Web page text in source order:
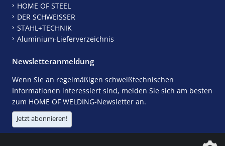
HOME OF STEEL
DER SCHWEISSER
STAHL+TECHNIK
Aluminium-Lieferverzeichnis
Newsletteranmeldung
Wenn Sie an regelmäßigen schweißtechnischen
Informationen interessiert sind, melden Sie sich am besten
zum HOME OF WELDING-Newsletter an.
Jetzt abonnieren!